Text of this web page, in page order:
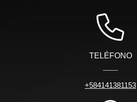
TELÉFONO
+584141381153